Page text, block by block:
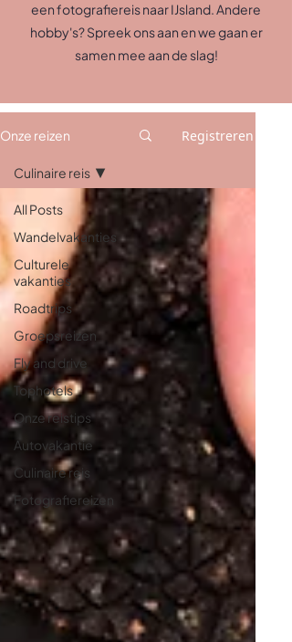
een fotografiereis naar IJsland. Andere
hobby's? Spreek ons aan en we gaan er
samen mee aan de slag!
Onze reizen Registreren
All Posts
Wandelvakanties
Culturele
vakanties
Roadtrips
Groepsreizen
Fly and drive
Tophotels
Onze reistips
Autovakantie
Culinaire reis
Fotografiereizen
Culinaire reis